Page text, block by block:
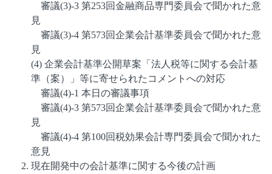
審議(3)-3 第253回金融商品専門委員会で聞かれた意
見
審議(3)-4 第573回企業会計基準委員会で聞かれた意
見
(4) 企業会計基準公開草案「法人税等に関する会計基
準（案）」等に寄せられたコメントへの対応
審議(4)-1 本日の審議事項
審議(4)-3 第573回企業会計基準委員会で聞かれた意
見
審議(4)-4 第100回税効果会計専門委員会で聞かれた
意見
現在開発中の会計基準に関する今後の計画